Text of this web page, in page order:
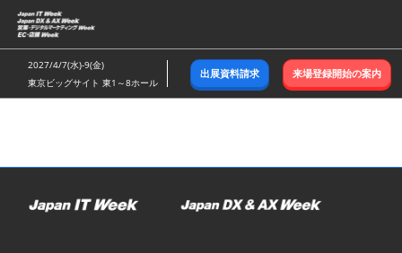
ス
キ
ッ
し
む
2027/4/7(水)-9(金)
東京ビッグサイト 東1～8ホール
出展資料請求 来場登録開始の案内